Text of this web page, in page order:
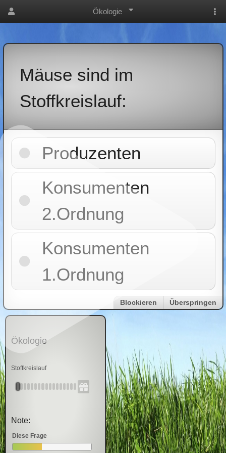
Ökologie
Mäuse sind im
Stoffkreislauf:
Produzenten
Konsumenten
2.Ordnung
Konsumenten
1.Ordnung
Blockieren Überspringen
Ökologie
Stoffkreislauf
Note:
Diese Frage